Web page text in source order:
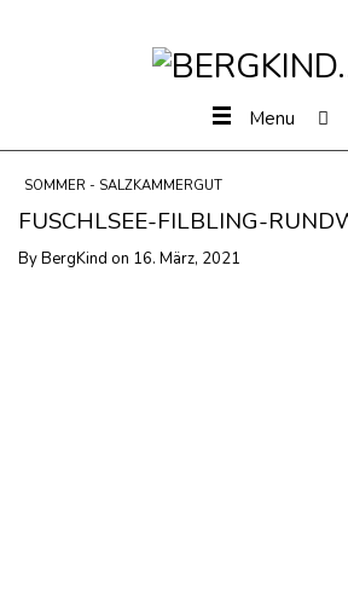
Menu
SOMMER - SALZKAMMERGUT
FUSCHLSEE-FILBLING-
ByBergKind on 16. März, 2021